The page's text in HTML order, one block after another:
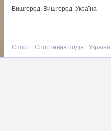
Вишгород, Вишгород, Україна
Спорт Спортивна подія Україна